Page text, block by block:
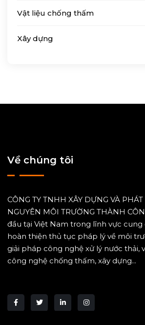
Vật liệu chống thấm
Xây dựng
Về chúng tôi
CÔNG TY TNHH XÂY DỰNG VÀ PHÁT
NGUYÊN MÔI TRƯỜNG THÀNH
đầu tại Việt Nam trong lĩnh vực cung
hoàn thiện thủ tục pháp lý về môi
giải pháp công nghệ xử lý nước thải,
công nghệ chống thấm, xây dựng...